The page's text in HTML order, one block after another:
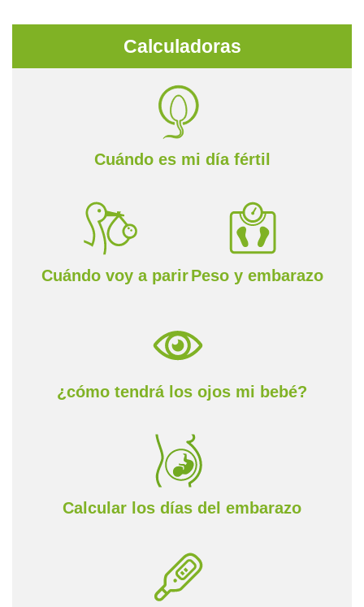
Calculadoras
Cuándo es mi día fértil
Cuándo voy a parir Peso y embarazo
¿cómo tendrá los ojos mi bebé?
Calcular los días del embarazo